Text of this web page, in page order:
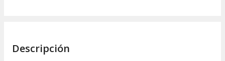
Descripción